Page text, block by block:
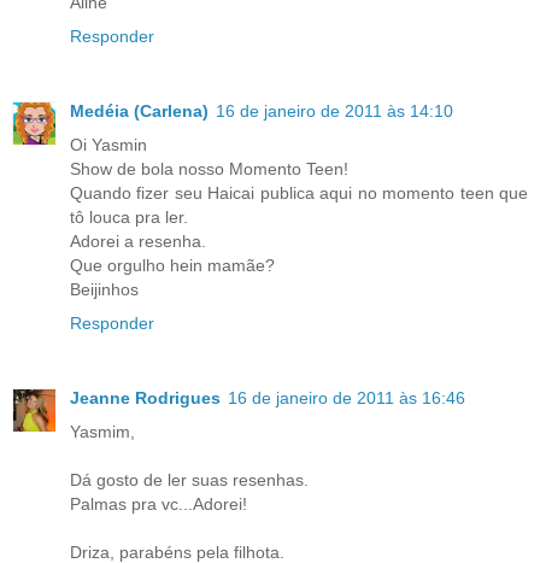
Responder
Medéia (Carlena) 16 de janeiro de 2011 às 14:10
Oi Yasmin
Show de bola nosso Momento Teen!
Quando fizer seu Haicai publica aqui no momento teen que
tô louca pra ler.
Adorei a resenha.
Que orgulho hein mamãe?
Beijinhos
Responder
Jeanne Rodrigues 16 de janeiro de 2011 às 16:46
Yasmim,
Dá gosto de ler suas resenhas.
Palmas pra vc...Adorei!
Driza, parabéns pela filhota.